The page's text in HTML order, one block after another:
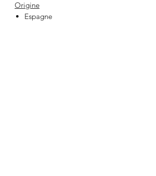
Origine
Espagne